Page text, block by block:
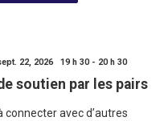
22, 2026 19 h 30 - 20 h 30
soutien par les pairs
connecter avec d’autres